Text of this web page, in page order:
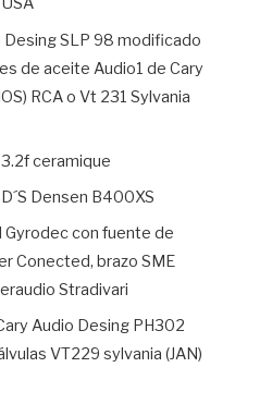
Desing SLP 98 modificado
de aceite Audio1 de Cary
RCA o Vt 231 Sylvania
ceramique
Densen B400XS
Gyrodec con fuente de
Conected, brazo SME
Stradivari
Audio Desing PH302
VT229 sylvania (JAN)